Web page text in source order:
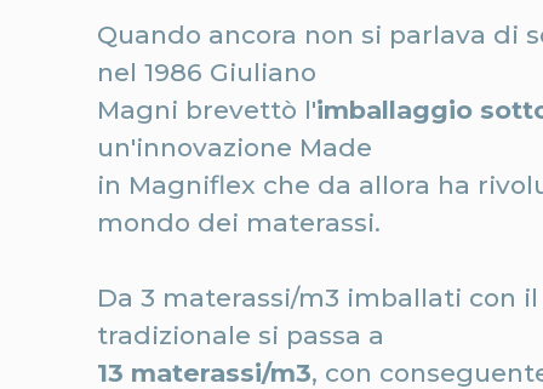
Quando ancora non si parlava di
nel 1986 Giuliano
Magni brevettò l'imballaggio
un'innovazione Made
in Magniflex che da allora ha
mondo dei materassi.
Da 3 materassi/m3 imballati con
tradizionale si passa a
13 materassi/m3, con